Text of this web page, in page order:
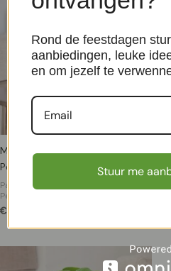
Mini Pannenkoekplant – Pilea
Peperomioides – P6
Pannenkoekenplant Pilea
Peperomioides
€
Rond de feestdagen
aanbiedingen, leuke
en om jezelf te
Stuur me